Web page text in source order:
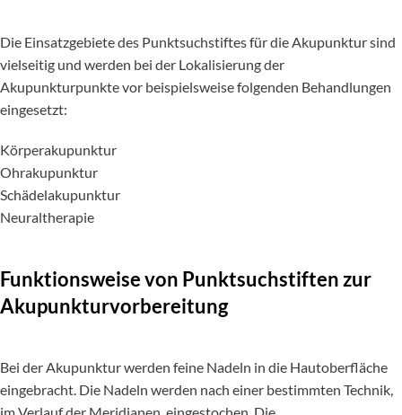
Die Einsatzgebiete des Punktsuchstiftes für die Akupunktur sind
vielseitig und werden bei der Lokalisierung der
Akupunkturpunkte vor beispielsweise folgenden Behandlungen
eingesetzt:
Körperakupunktur
Ohrakupunktur
Schädelakupunktur
Neuraltherapie
Funktionsweise von Punktsuchstiften zur
Akupunkturvorbereitung
Bei der Akupunktur werden feine Nadeln in die Hautoberfläche
eingebracht. Die Nadeln werden nach einer bestimmten Technik,